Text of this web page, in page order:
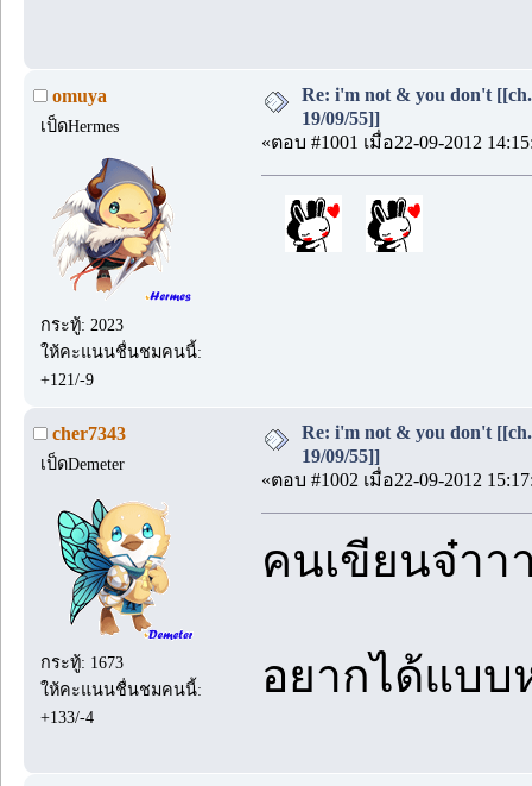
omuya
เป็ดHermes
กระทู้: 2023
ให้คะแนนชื่นชมคนนี้:
+121/-9
Re: i'm not & you don't
19/09/55]]
«ตอบ #1001 เมื่อ22-09-2012
cher7343
เป็ดDemeter
กระทู้: 1673
ให้คะแนนชื่นชมคนนี้:
+133/-4
Re: i'm not & you don't
19/09/55]]
«ตอบ #1002 เมื่อ22-09-2012
คนเขียนจ๋าา
อยากได้แบ